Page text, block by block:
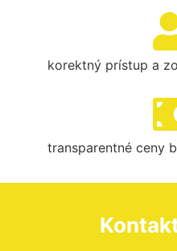
korektný prístup a
transparentné ceny